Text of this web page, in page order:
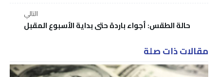
التالي
حالة الطقس: أجواء باردة حتى بداية الأسبوع المقبل
مقالات ذات صلة